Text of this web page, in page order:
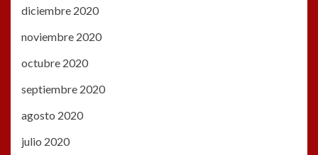
diciembre 2020
noviembre 2020
octubre 2020
septiembre 2020
agosto 2020
julio 2020